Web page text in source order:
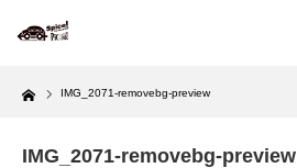
Home IMG_2071-removebg-preview
IMG_2071-removebg-preview